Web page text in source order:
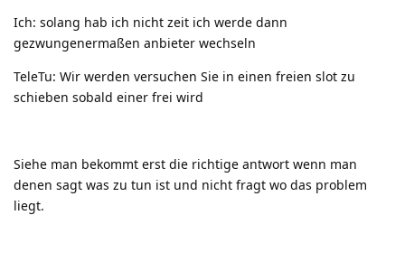
Ich: solang hab ich nicht zeit ich werde dann
gezwungenermaßen anbieter wechseln
TeleTu: Wir werden versuchen Sie in einen freien slot zu
schieben sobald einer frei wird
Siehe man bekommt erst die richtige antwort wenn man
denen sagt was zu tun ist und nicht fragt wo das problem
liegt.